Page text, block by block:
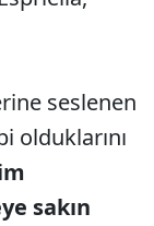
seslenen
olduklarını
sakın